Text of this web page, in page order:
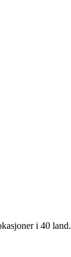
i 40 land.